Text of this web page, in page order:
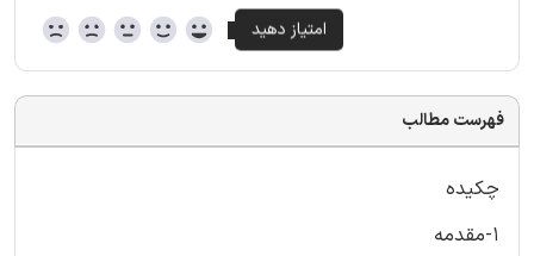
فهرست مطالب
چکیده
1-مقدمه